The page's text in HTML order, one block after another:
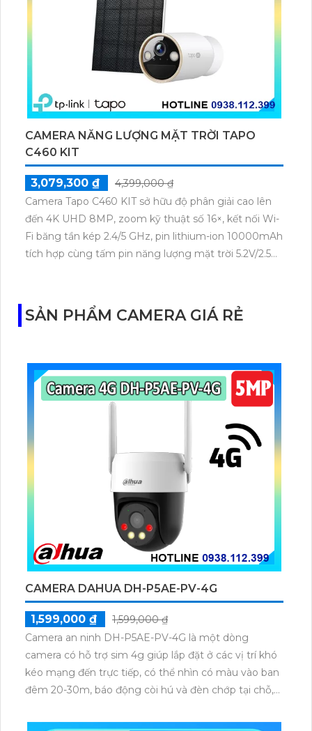
CAMERA NĂNG LƯỢNG MẶT TRỜI TAPO
C460 KIT
3,079,300 ₫
4,399,000 ₫
Camera Tapo C460 KIT sở hữu độ phân giải cao lên
đến 4K UHD 8MP, zoom kỹ thuật số 16×, kết nối Wi-
Fi băng tần kép 2.4/5 GHz, pin lithium-ion 10000mAh
tích hợp cùng tấm pin năng lượng mặt trời 5.2V/2.5W.
SẢN PHẨM CAMERA GIÁ RẺ
CAMERA DAHUA DH-P5AE-PV-4G
1,599,000 ₫
1,599,000 ₫
Camera an ninh DH-P5AE-PV-4G là một dòng
camera có hỗ trợ sim 4g giúp lắp đặt ở các vị trí khó
kéo mạng đến trực tiếp, có thể nhìn có màu vào ban
đêm 20-30m, báo động còi hú và đèn chớp tại chỗ,
chống nước IP 66